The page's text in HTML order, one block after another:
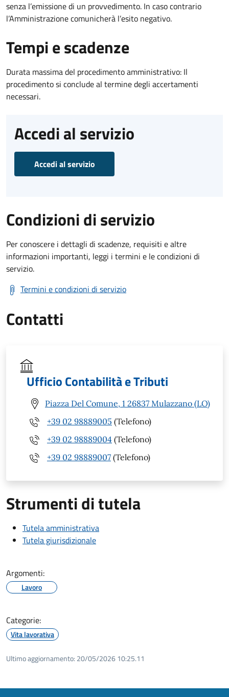
senza l’emissione di un provvedimento. In caso contrario
l’Amministrazione comunicherà l’esito negativo.
Tempi e scadenze
Durata massima del procedimento amministrativo: Il
procedimento si conclude al termine degli accertamenti
necessari.
Accedi al servizio
Accedi al servizio
Condizioni di servizio
Per conoscere i dettagli di scadenze, requisiti e altre
informazioni importanti, leggi i termini e le condizioni di
servizio.
Termini e condizioni di servizio
Contatti
Ufficio Contabilità e Tributi
Piazza Del Comune, 1 26837 Mulazzano (LO)
+39 02 98889005 (Telefono)
+39 02 98889004 (Telefono)
+39 02 98889007 (Telefono)
Strumenti di tutela
Tutela amministrativa
Tutela giurisdizionale
Argomenti:
Lavoro
Categorie:
Vita lavorativa
Ultimo aggiornamento: 20/05/2026 10:25.11